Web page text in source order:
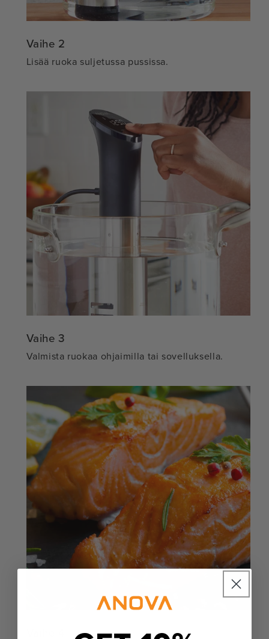
Vaihe 2
Lisää ruoka suljetussa pussissa.
Vaihe 3
Valmista ruokaa ohjaimilla tai sovelluksella.